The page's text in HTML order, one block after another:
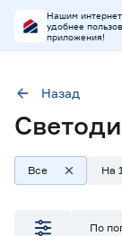
Нашим
удобнее
приложения!
Ширина (мм)8
Наличие в
Назад
Все На
По